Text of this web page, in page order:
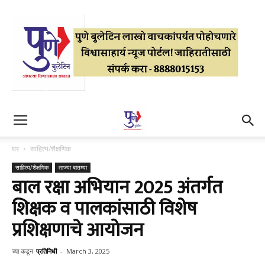
घर साहित्य/शैक्षणिक
साहित्य/शैक्षणिक ताज्या बातम्या
बाल रक्षा अभियान 2025 अंतर्गत
शिक्षक व पालकांसाठी विशेष
प्रशिक्षणाचे आयोजन
च्या कडून प्रतिनिधी - March 3, 2025